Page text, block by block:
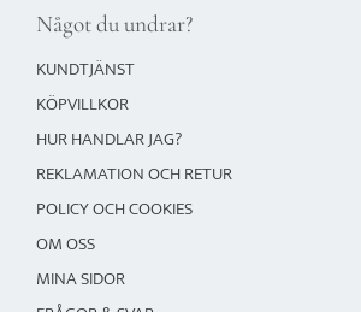
Något du undrar?
KUNDTJÄNST
KÖPVILLKOR
HUR HANDLAR JAG?
REKLAMATION OCH RETUR
POLICY OCH COOKIES
OM OSS
MINA SIDOR